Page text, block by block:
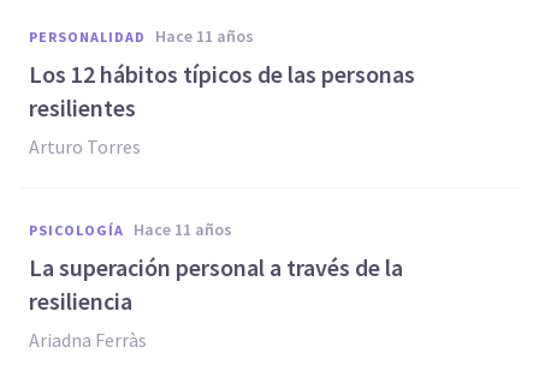
PERSONALIDAD hace 11 años
​Los 12 hábitos típicos de las personas
resilientes
Arturo Torres
PSICOLOGÍA hace 11 años
La superación personal a través de la
resiliencia
Ariadna Ferràs